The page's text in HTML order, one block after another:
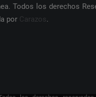
Todos los derechos
por Carazos.